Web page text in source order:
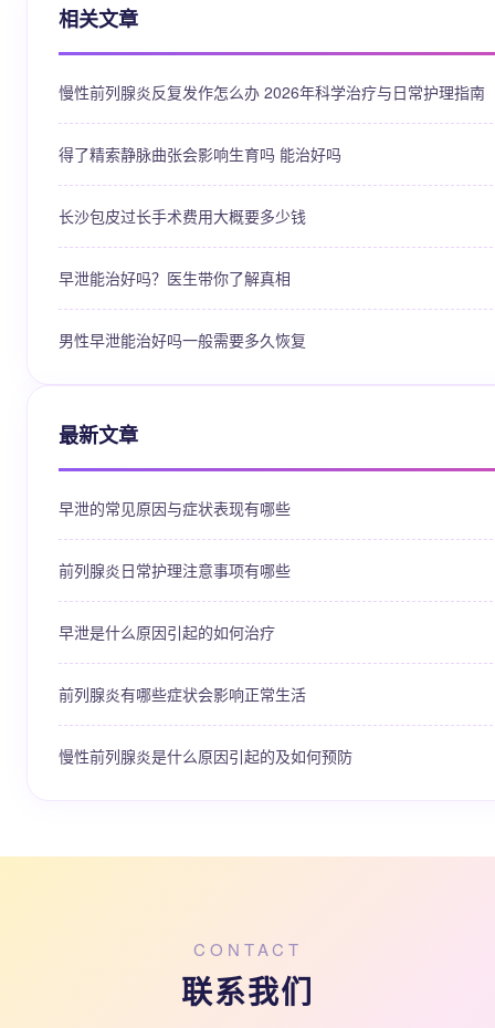
相关文章
慢性前列腺炎反复发作怎么办 2026年科学治疗与日常护理指南
得了精索静脉曲张会影响生育吗 能治好吗
长沙包皮过长手术费用大概要多少钱
早泄能治好吗？医生带你了解真相
男性早泄能治好吗一般需要多久恢复
最新文章
早泄的常见原因与症状表现有哪些
前列腺炎日常护理注意事项有哪些
早泄是什么原因引起的如何治疗
前列腺炎有哪些症状会影响正常生活
慢性前列腺炎是什么原因引起的及如何预防
CONTACT
联系我们